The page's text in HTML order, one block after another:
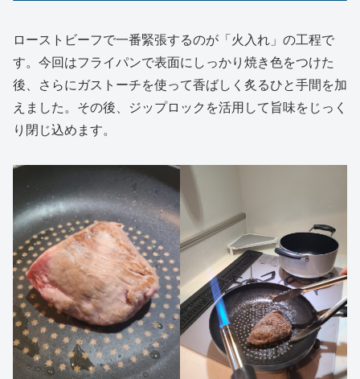
ローストビーフで一番緊張するのが「火入れ」の工程で
す。今回はフライパンで表面にしっかり焼き色をつけた
後、さらにガストーチを使って香ばしく炙るひと手間を加
えました。その後、ジップロックを活用して旨味をじっく
り閉じ込めます。